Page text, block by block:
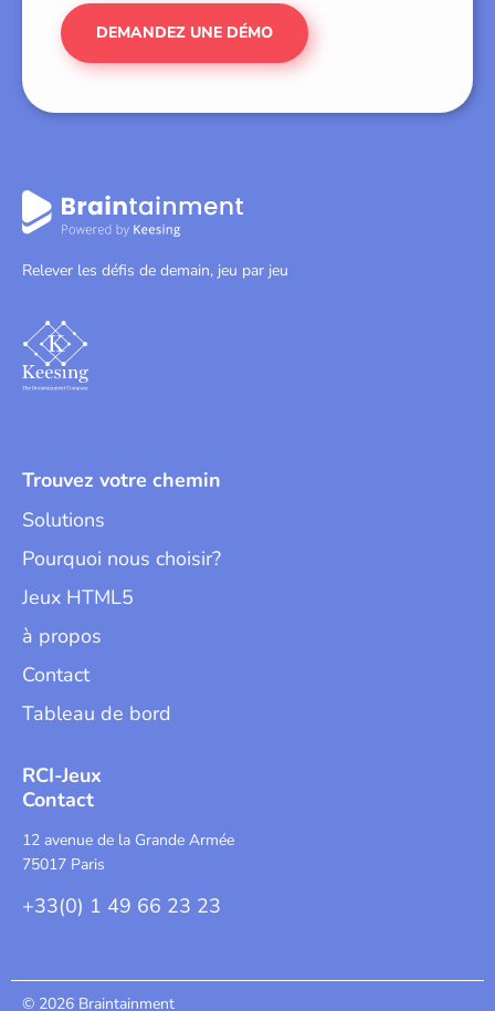
DEMANDEZ UNE DÉMO
Relever les défis de demain, jeu par jeu
Trouvez votre chemin
Solutions
Pourquoi nous choisir?
Jeux HTML5
à propos
Contact
Tableau de bord
RCI-Jeux
Contact
12 avenue de la Grande Armée
75017 Paris
+33(0) 1 49 66 23 23
© 2026 Braintainment